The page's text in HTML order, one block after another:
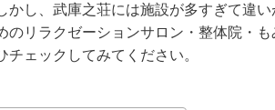
し、武庫之荘には施設が多すぎて違い
のリラクゼーションサロン・整体院・
ェックしてみてください。